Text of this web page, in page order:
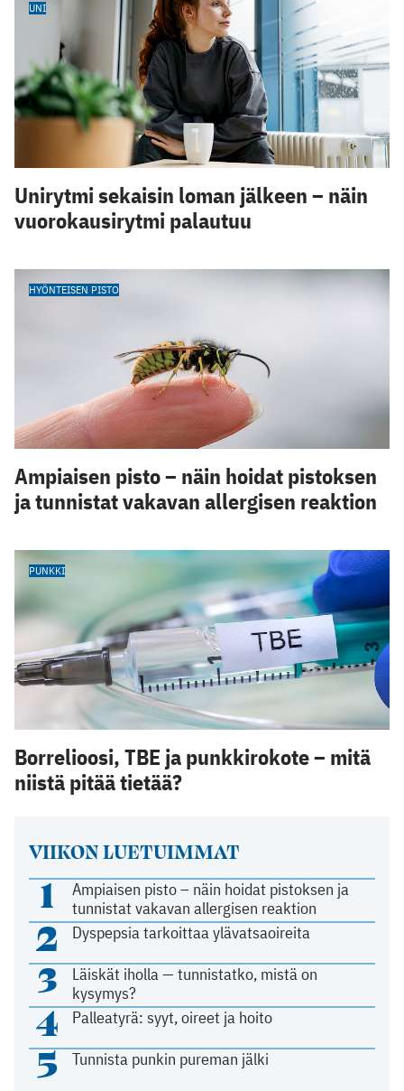
VIIKON LUETUIMMAT
1
Ampiaisen pisto – näin hoidat pistoksen ja
tunnistat vakavan allergisen reaktion
2 Dyspepsia tarkoittaa ylävatsaoireita
3
Läiskät iholla — tunnistatko, mistä on
kysymys?
4 Palleatyrä: syyt, oireet ja hoito
5 Tunnista punkin pureman jälki
UNI
Unirytmi sekaisin loman jälkeen – näin
vuorokausirytmi palautuu
HYÖNTEISEN PISTO
Ampiaisen pisto – näin hoidat pistoksen
ja tunnistat vakavan allergisen reaktion
PUNKKI
Borrelioosi, TBE ja punkkirokote – mitä
niistä pitää tietää?